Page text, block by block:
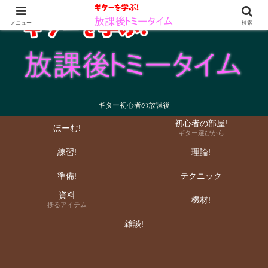
ギター初心者の放課後
ほーむ! 初心者の部屋!
ギター選びから
練習! 理論!
準備!
テクニック
資料
捗るアイテム 機材!
雑談!
メニュー 検索